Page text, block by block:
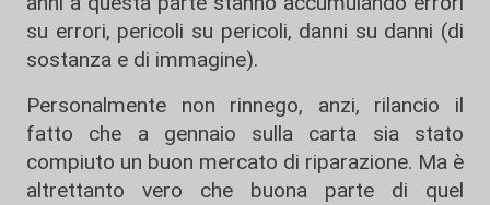
su errori, pericoli su pericoli, danni su danni (di
sostanza e di immagine).
Personalmente non rinnego, anzi, rilancio il
fatto che a gennaio sulla carta sia stato
compiuto un buon mercato di riparazione. Ma è
altrettanto vero che buona parte di quel